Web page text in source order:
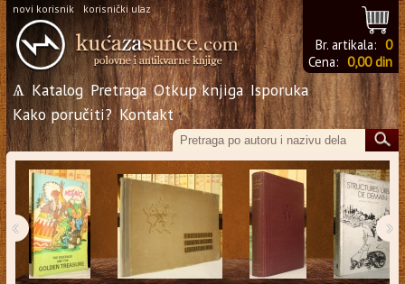
novi korisnik korisnički ulaz
Br. artikala: 0
Cena: 0,00 din
Ѧ Katalog Pretraga Otkup knjiga Isporuka
Kako poručiti? Kontakt
‹ ›